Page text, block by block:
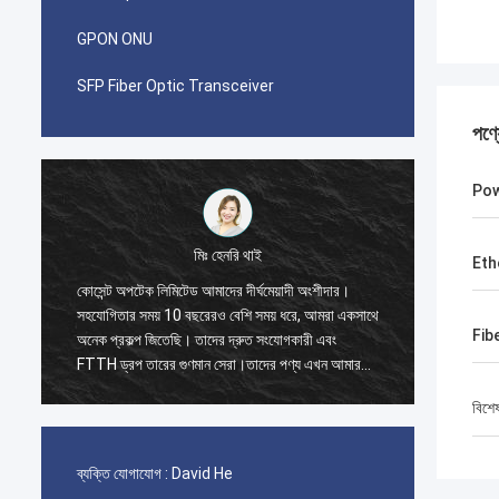
GPON ONU
SFP Fiber Optic Transceiver
মিঃ হেনরি থাই
কোসেন্ট অপটেক লিমিটেড আমাদের দীর্ঘমেয়াদী অংশীদার।
সহযোগিতার সময় 10 বছরেরও বেশি সময় ধরে, আমরা একসাথে
অনেক প্রকল্প জিতেছি। তাদের দ্রুত সংযোগকারী এবং
FTTH ড্রপ তারের গুণমান সেরা।তাদের পণ্য এখন আমার
দেশে ছড়িয়ে আছে.
আমি
ব্যক্তি যোগাযোগ : David He